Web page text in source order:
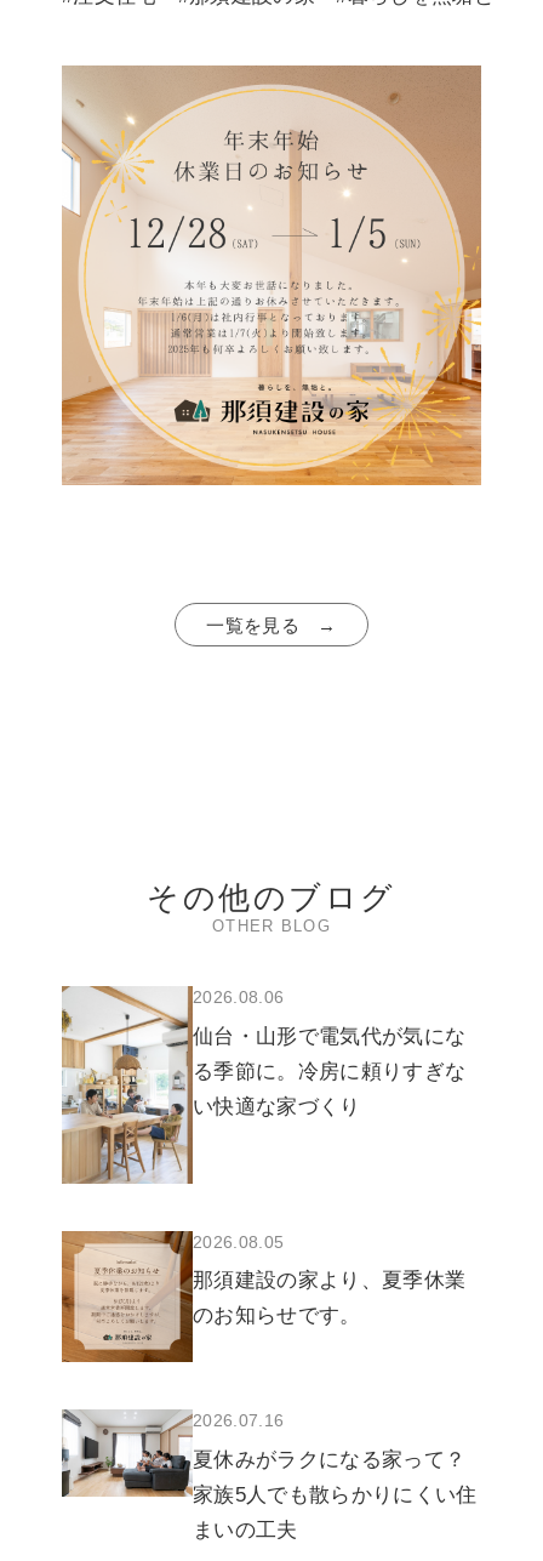
一覧を見る →
その他のブログ
OTHER BLOG
2026.08.06
仙台・山形で電気代が気にな
る季節に。冷房に頼りすぎな
い快適な家づくり
2026.08.05
那須建設の家より、夏季休業
のお知らせです。
2026.07.16
夏休みがラクになる家って？
家族5人でも散らかりにくい住
まいの工夫